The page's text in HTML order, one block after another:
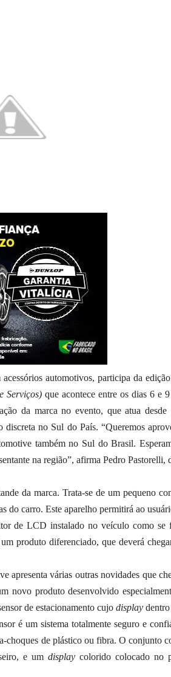
automotivos, participa da
Serviços) que acontece entre os dias 6 e
da marca no evento, que atua desde
no Sul do País. “Queremos
também no Sul do Brasil.
na região”, afirma Pedro Pastorelli,
da marca. Trata-se de um pequeno
do carro. Este aparelho permitirá ao
de LCD instalado no veículo como se
produto diferenciado, que deverá
apresenta várias outras novidades que
novo produto desenvolvido
de estacionamento cujodisplay
é um sistema totalmente seguro e
choques de plástico ou fibra. O conjunto
e um displaycolorido colocado no